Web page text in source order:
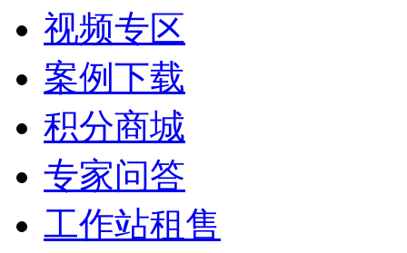
视频专区
案例下载
积分商城
专家问答
工作站租售